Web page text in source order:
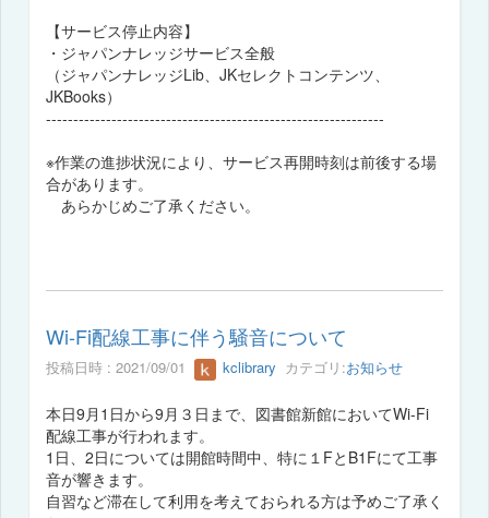
【サービス停止内容】
・ジャパンナレッジサービス全般
（ジャパンナレッジLib、JKセレクトコンテンツ、
JKBooks）
--------------------------------------------------------------
※作業の進捗状況により、サービス再開時刻は前後する場
合があります。
あらかじめご了承ください。
Wi-Fi配線工事に伴う騒音について
投稿日時 : 2021/09/01 kclibrary カテゴリ:お知らせ
本日9月1日から9月３日まで、図書館新館においてWi-Fi
配線工事が行われます。
1日、2日については開館時間中、特に１FとB1Fにて工事
音が響きます。
自習など滞在して利用を考えておられる方は予めご了承く